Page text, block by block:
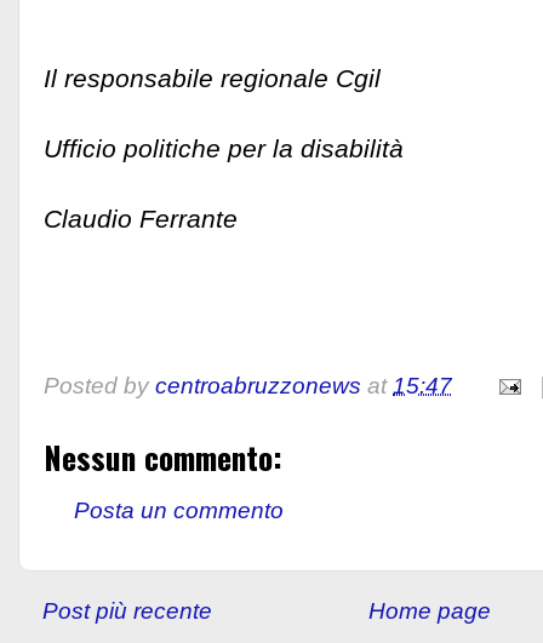
Il responsabile regionale Cgil
Ufficio politiche per la disabilità
Claudio Ferrante
Posted by centroabruzzonews at15:47
Nessun commento:
Posta un commento
Post più recente Home page